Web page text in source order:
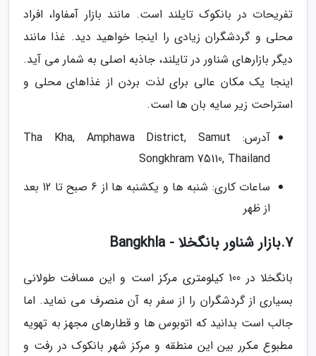
تفریحات در بانکوک تایلند است. مانند بازار آمفاوا، افراد
محلی و گردشگران زیادی را اینجا خواهید دید. غذا مانند
دیگر بازارهای شناور در تایلند، جاذبه اصلی به شمار می آید.
اینجا یک مکان عالی برای لذت بردن از غذاهای محلی و
استراحت زیر سایه بان ها است.
آدرس: Tha Kha, Amphawa District, Samut
Songkhram 75110, Thailand
ساعات کاری: شنبه ها و یکشنبه ها از 6 صبح تا 12 بعد
از ظهر
7.بازار شناور بانگخلا - Bangkhla
بانگخلا در 100 کیلومتری مرکز است و این مسافت طولانی
بسیاری از گردشگران را از سفر به آن منصرف می نماید. اما
جالب است بدانید که اتوبوس ها و قطارهای مجهز به تهویه
مطبوع مکرر بین این منطقه و مرکز شهر بانکوک در رفت و